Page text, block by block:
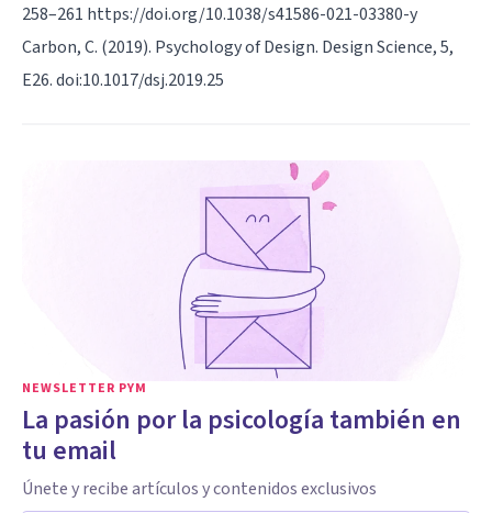
258–261 https://doi.org/10.1038/s41586-021-03380-y
Carbon, C. (2019). Psychology of Design. Design Science, 5,
E26. doi:10.1017/dsj.2019.25
NEWSLETTER PYM
La pasión por la psicología también en
tu email
Únete y recibe artículos y contenidos exclusivos